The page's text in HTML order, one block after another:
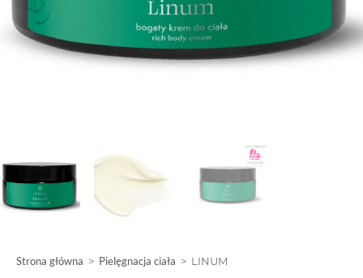
Strona główna > Pielęgnacja ciała > LINUM